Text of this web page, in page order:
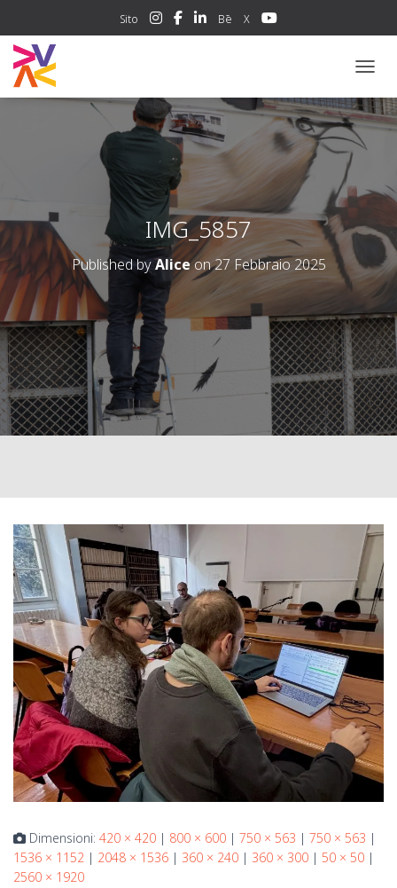
Sito Bē X
IMG_5857
Published byAliceon27 Febbraio 2025
Dimensioni: 420 × 420 | 800 × 600 | 750 × 563 | 750 × 563 |
1536 × 1152 | 2048 × 1536 | 360 × 240 | 360 × 300 | 50 × 50 |
2560 × 1920